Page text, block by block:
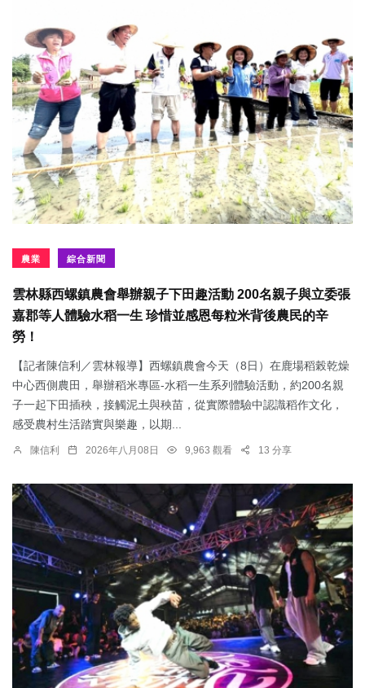
農業 綜合新聞
雲林縣西螺鎮農會舉辦親子下田趣活動 200名親子與立委張
嘉郡等人體驗水稻一生 珍惜並感恩每粒米背後農民的辛
勞！
【記者陳信利／雲林報導】西螺鎮農會今天（8日）在鹿場稻榖乾燥
中心西側農田，舉辦稻米專區-水稻一生系列體驗活動，約200名親
子一起下田插秧，接觸泥土與秧苗，從實際體驗中認識稻作文化，
感受農村生活踏實與樂趣，以期...
陳信利 2026年八月08日 9,963 觀看 13 分享